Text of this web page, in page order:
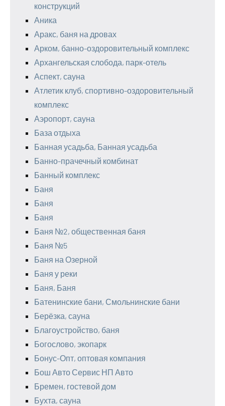
конструкций
Аника
Аракс, баня на дровах
Арком, банно-оздоровительный комплекс
Архангельская слобода, парк-отель
Аспект, сауна
Атлетик клуб, спортивно-оздоровительный
комплекс
Аэропорт, сауна
База отдыха
Банная усадьба, Банная усадьба
Банно-прачечный комбинат
Банный комплекс
Баня
Баня
Баня
Баня №2, общественная баня
Баня №5
Баня на Озерной
Баня у реки
Баня, Баня
Батенинские бани, Смольнинские бани
Берёзка, сауна
Благоустройство, баня
Богослово, экопарк
Бонус-Опт, оптовая компания
Бош Авто Сервис НП Авто
Бремен, гостевой дом
Бухта, сауна